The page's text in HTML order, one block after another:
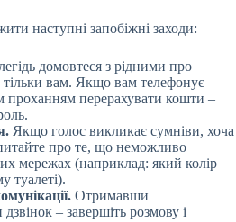
наступні запобіжні заходи:
домовтеся з рідними про
тільки вам. Якщо вам телефонує
проханням перерахувати кошти –
Якщо голос викликає сумніви, хоча
про те, що неможливо
мережах (наприклад: який колір
туалеті).
Отримавши
– завершіть розмову і